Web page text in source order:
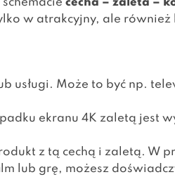
cecha – zaleta –
w atrakcyjny, ale
usługi. Może to być np.
ekranu 4K zaletą jest
z tą cechą i zaletą. W
lub grę, możesz